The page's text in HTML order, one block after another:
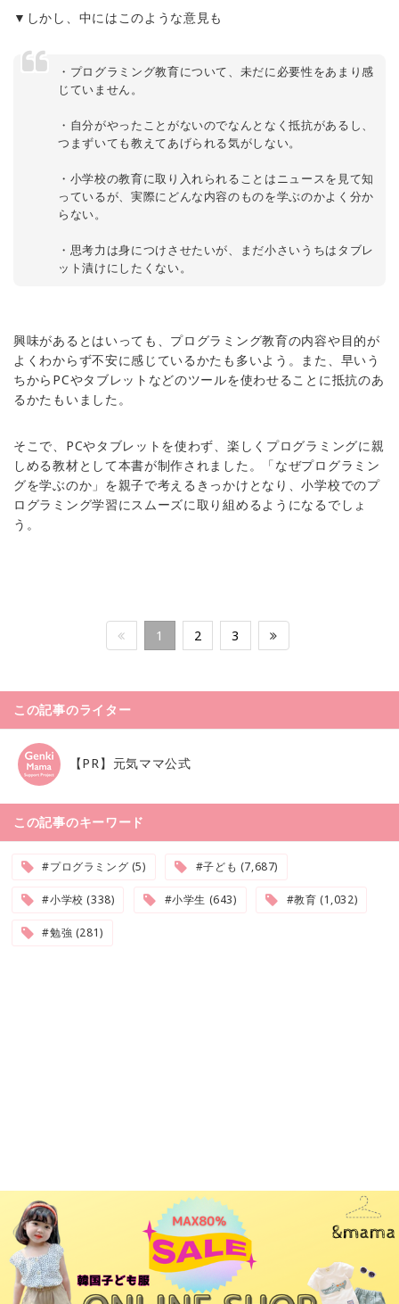
▼しかし、中にはこのような意見も
・プログラミング教育について、未だに必要性をあまり感
じていません。
・自分がやったことがないのでなんとなく抵抗があるし、
つまずいても教えてあげられる気がしない。
・小学校の教育に取り入れられることはニュースを見て知
っているが、実際にどんな内容のものを学ぶのかよく分か
らない。
・思考力は身につけさせたいが、まだ小さいうちはタブレ
ット漬けにしたくない。
興味があるとはいっても、プログラミング教育の内容や目的が
よくわからず不安に感じているかたも多いよう。また、早いう
ちからPCやタブレットなどのツールを使わせることに抵抗のあ
るかたもいました。
そこで、PCやタブレットを使わず、楽しくプログラミングに親
しめる教材として本書が制作されました。「なぜプログラミン
グを学ぶのか」を親子で考えるきっかけとなり、小学校でのプ
ログラミング学習にスムーズに取り組めるようになるでしょ
う。
1 2 3
この記事のライター
【PR】元気ママ公式
この記事のキーワード
#プログラミング (5) #子ども (7,687)
#小学校 (338) #小学生 (643) #教育 (1,032)
#勉強 (281)